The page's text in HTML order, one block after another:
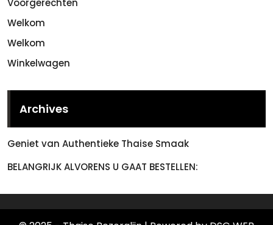
Voorgerechten
Welkom
Welkom
Winkelwagen
Archives
Geniet van Authentieke Thaise Smaak
BELANGRIJK ALVORENS U GAAT BESTELLEN: